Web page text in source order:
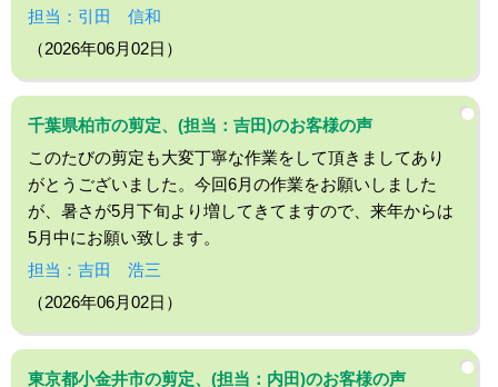
担当：引田 信和
（2026年06月02日）
千葉県柏市の剪定、(担当：吉田)のお客様の声
このたびの剪定も大変丁寧な作業をして頂きましてあり
がとうございました。今回6月の作業をお願いしました
が、暑さが5月下旬より増してきてますので、来年からは
5月中にお願い致します。
担当：吉田 浩三
（2026年06月02日）
東京都小金井市の剪定、(担当：内田)のお客様の声